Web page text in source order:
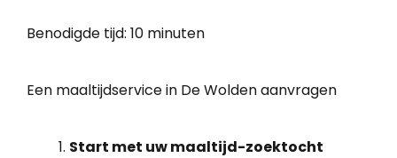
Benodigde tijd: 10 minuten
Een maaltijdservice in De Wolden aanvragen
Start met uw maaltijd-zoektocht